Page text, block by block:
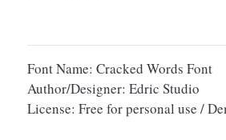
Font Name: Cracked Words Font
Author/Designer: Edric Studio
License: Free for personal use /